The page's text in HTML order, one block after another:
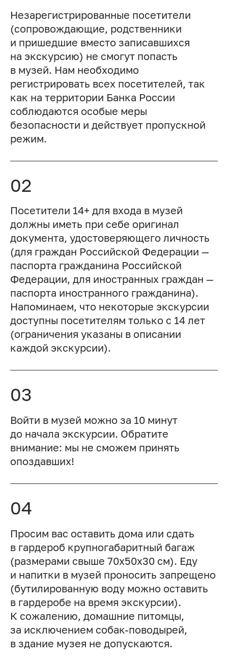
Незарегистрированные посетители
(сопровождающие, родственники
и пришедшие вместо записавшихся
на экскурсию) не смогут попасть
в музей. Нам необходимо
регистрировать всех посетителей, так
как на территории Банка России
соблюдаются особые меры
безопасности и действует пропускной
режим.
02
Посетители 14+ для входа в музей
должны иметь при себе оригинал
документа, удостоверяющего личность
(для граждан Российской Федерации —
паспорта гражданина Российской
Федерации, для иностранных граждан —
паспорта иностранного гражданина).
Напоминаем, что некоторые экскурсии
доступны посетителям только с 14 лет
(ограничения указаны в описании
каждой экскурсии).
03
Войти в музей можно за 10 минут
до начала экскурсии. Обратите
внимание: мы не сможем принять
опоздавших!
04
Просим вас оставить дома или сдать
в гардероб крупногабаритный багаж
(размерами свыше 70x50x30 см). Еду
и напитки в музей проносить запрещено
(бутилированную воду можно оставить
в гардеробе на время экскурсии).
К сожалению, домашние питомцы,
за исключением собак-поводырей,
в здание музея не допускаются.